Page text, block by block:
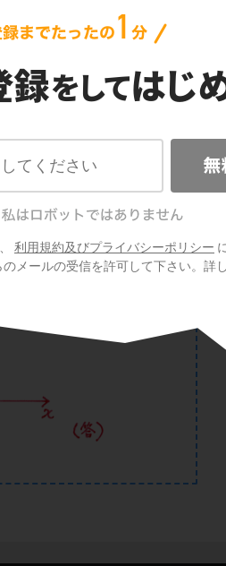
利用規約及びプライバシーポリシー
メールの受信を許可して下さい。詳